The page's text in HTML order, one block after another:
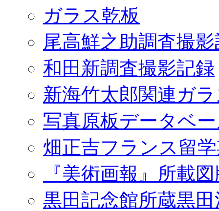
ガラス乾板
尾高鮮之助調査撮
和田新調査撮影記録
新海竹太郎関連ガ
写真原板データベ
畑正吉フランス留
『美術画報』所載
黒田記念館所蔵黒